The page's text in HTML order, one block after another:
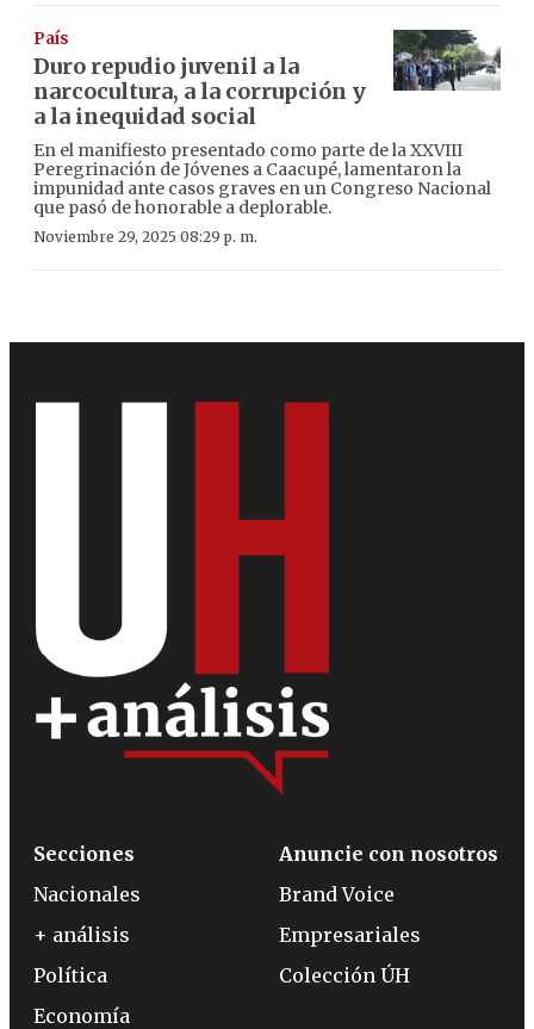
País
Duro repudio juvenil a la
narcocultura, a la corrupción y
a la inequidad social
En el manifiesto presentado como parte de la XXVIII
Peregrinación de Jóvenes a Caacupé, lamentaron la
impunidad ante casos graves en un Congreso Nacional
que pasó de honorable a deplorable.
Noviembre 29, 2025 08:29 p. m.
Secciones
Nacionales
+ análisis
Política
Economía
Anuncie con nosotros
Brand Voice
Empresariales
Colección ÚH